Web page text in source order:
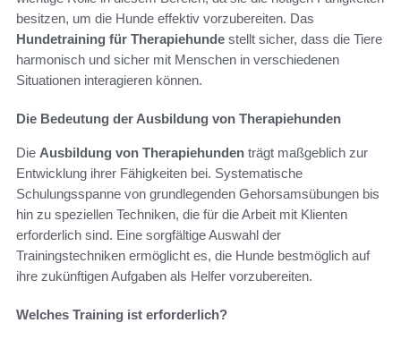
besitzen, um die Hunde effektiv vorzubereiten. Das
Hundetraining für Therapiehunde stellt sicher, dass die Tiere
harmonisch und sicher mit Menschen in verschiedenen
Situationen interagieren können.
Die Bedeutung der Ausbildung von Therapiehunden
Die Ausbildung von Therapiehunden trägt maßgeblich zur
Entwicklung ihrer Fähigkeiten bei. Systematische
Schulungsspanne von grundlegenden Gehorsamsübungen bis
hin zu speziellen Techniken, die für die Arbeit mit Klienten
erforderlich sind. Eine sorgfältige Auswahl der
Trainingstechniken ermöglicht es, die Hunde bestmöglich auf
ihre zukünftigen Aufgaben als Helfer vorzubereiten.
Welches Training ist erforderlich?